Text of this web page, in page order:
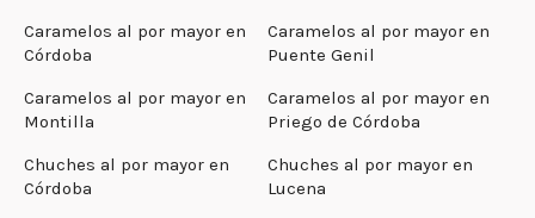
Caramelos al por mayor en
Córdoba
Caramelos al por mayor en
Puente Genil
Caramelos al por mayor en
Montilla
Caramelos al por mayor en
Priego de Córdoba
Chuches al por mayor en
Córdoba
Chuches al por mayor en
Lucena